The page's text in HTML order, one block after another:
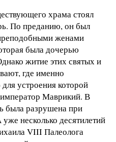
храма стоял
По преданию, он был
женами
была дочерью
житие этих святых и
где именно
устроения которой
Маврикий. В
была разрушена при
несколько десятилетий
VIII Палеолога